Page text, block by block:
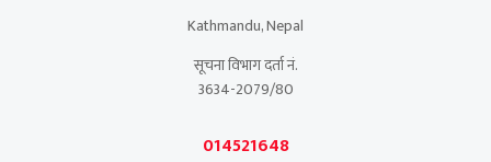
Kathmandu, Nepal
सूचना विभाग दर्ता नं.
3634-2079/80
014521648